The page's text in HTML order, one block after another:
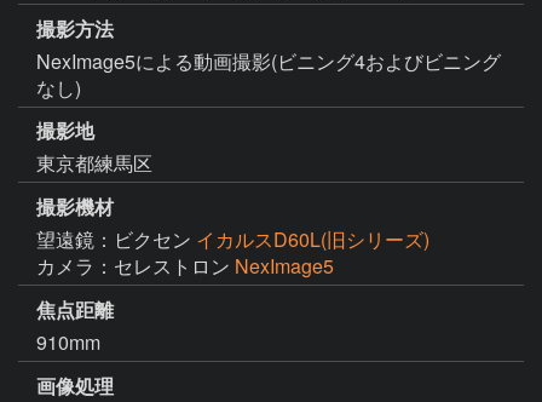
撮影方法
NexImage5による動画撮影(ビニング4およびビニング
なし)
撮影地
東京都練馬区
撮影機材
望遠鏡：ビクセン イカルスD60L(旧シリーズ)
カメラ：セレストロン NexImage5
焦点距離
910mm
画像処理